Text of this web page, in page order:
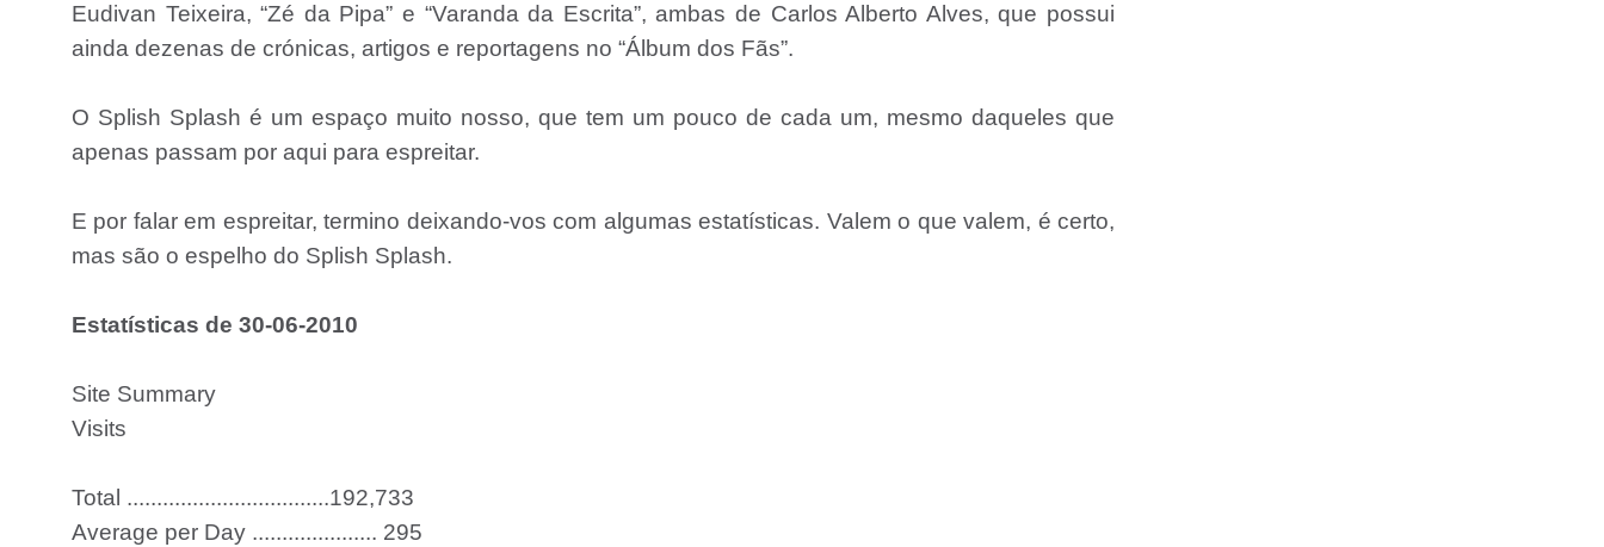
Eudivan Teixeira, “Zé da Pipa” e “Varanda da Escrita”, ambas de Carlos Alberto Alves, que possui
ainda dezenas de crónicas, artigos e reportagens no “Álbum dos Fãs”.
O Splish Splash é um espaço muito nosso, que tem um pouco de cada um, mesmo daqueles que
apenas passam por aqui para espreitar.
E por falar em espreitar, termino deixando-vos com algumas estatísticas. Valem o que valem, é certo,
mas são o espelho do Splish Splash.
Estatísticas de 30-06-2010
Site Summary
Visits
Total ..................................192,733
Average per Day ..................... 295